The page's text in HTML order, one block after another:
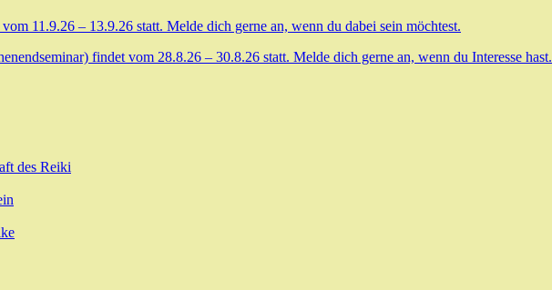
11.9.26 – 13.9.26 statt. Melde dich gerne an, wenn du dabei sein möchtest.
findet vom 28.8.26 – 30.8.26 statt. Melde dich gerne an, wenn du Interesse hast.
des Reiki